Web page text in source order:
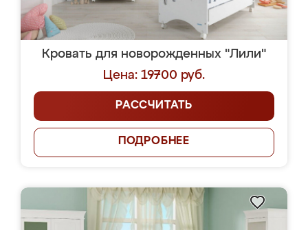
Кровать для новорожденных "Лили"
Цена: 19700 руб.
РАССЧИТАТЬ
ПОДРОБНЕЕ